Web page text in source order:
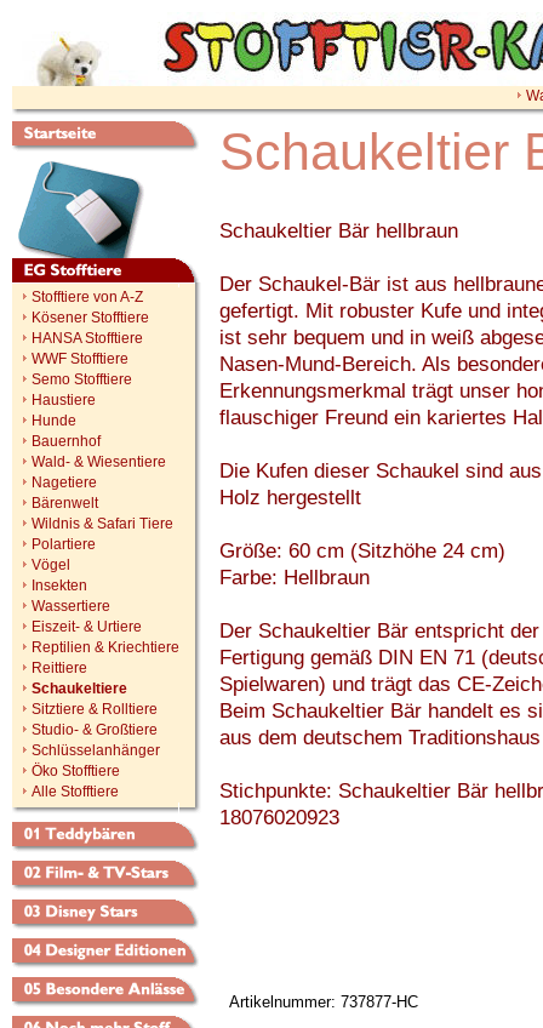
Stofftiere von A-Z
Kösener Stofftiere
HANSA Stofftiere
WWF Stofftiere
Semo Stofftiere
Haustiere
Hunde
Bauernhof
Wald- & Wiesentiere
Nagetiere
Bärenwelt
Wildnis & Safari Tiere
Polartiere
Vögel
Insekten
Wassertiere
Eiszeit- & Urtiere
Reptilien & Kriechtiere
Reittiere
Schaukeltiere
Sitztiere & Rolltiere
Studio- & Großtiere
Schlüsselanhänger
Öko Stofftiere
Alle Stofftiere
Schaukeltier
Schaukeltier Bär hellbraun
Der Schaukel-Bär ist aus
gefertigt. Mit robuster Kufe und
ist sehr bequem und in weiß
Nasen-Mund-Bereich. Als
Erkennungsmerkmal trägt unser
flauschiger Freund ein kariertes
Die Kufen dieser Schaukel sind
Holz hergestellt
Größe: 60 cm (Sitzhöhe 24 cm)
Farbe: Hellbraun
Der Schaukeltier Bär entspricht
Fertigung gemäß DIN EN 71
Spielwaren) und trägt das CE-
Beim Schaukeltier Bär handelt es
aus dem deutschem
Stichpunkte: Schaukeltier Bär
18076020923
Artikelnummer: 737877-HC